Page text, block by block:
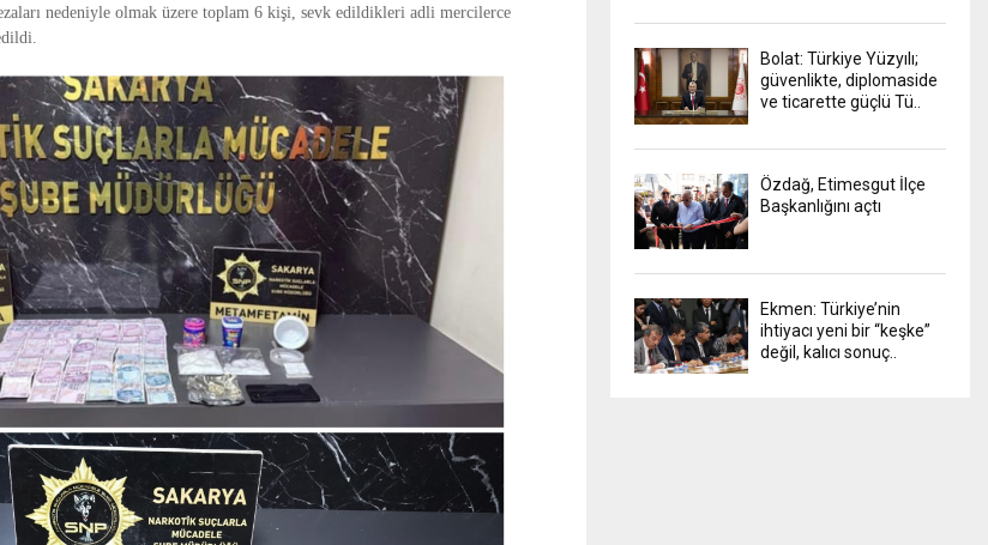
nedeniyle olmak üzere toplam 6 kişi, sevk edildikleri adli mercilerce
Bolat: Türkiye Yüzyılı;
güvenlikte, diplomaside
ve ticarette güçlü Tü..
Özdağ, Etimesgut İlçe
Başkanlığını açtı
Ekmen: Türkiye’nin
ihtiyacı yeni bir “keşke”
değil, kalıcı sonuç..